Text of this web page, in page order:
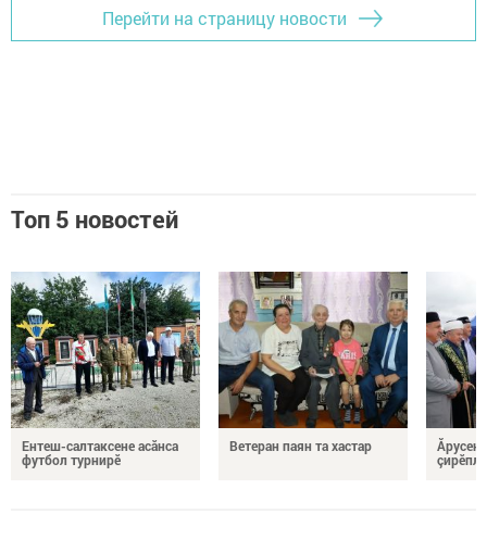
Перейти на страницу новости
Топ 5 новостей
Ентеш-салтаксене асӑнса
футбол турнирӗ
Ветеран паян та хастар
Ăрусен